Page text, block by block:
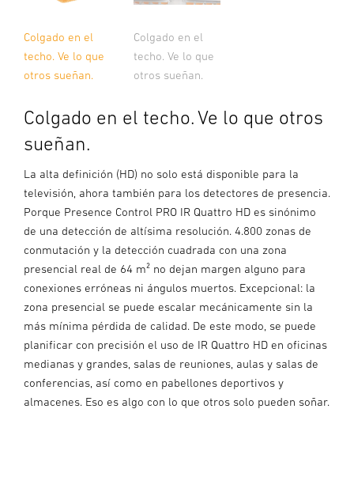
Colgado en el
techo. Ve lo que
otros sueñan.
Colgado en el
techo. Ve lo que
otros sueñan.
Colgado en el techo. Ve lo que otros
sueñan.
La alta definición (HD) no solo está disponible para la
televisión, ahora también para los detectores de presencia.
Porque Presence Control PRO IR Quattro HD es sinónimo
de una detección de altísima resolución. 4.800 zonas de
conmutación y la detección cuadrada con una zona
presencial real de 64 m² no dejan margen alguno para
conexiones erróneas ni ángulos muertos. Excepcional: la
zona presencial se puede escalar mecánicamente sin la
más mínima pérdida de calidad. De este modo, se puede
planificar con precisión el uso de IR Quattro HD en oficinas
medianas y grandes, salas de reuniones, aulas y salas de
conferencias, así como en pabellones deportivos y
almacenes. Eso es algo con lo que otros solo pueden soñar.